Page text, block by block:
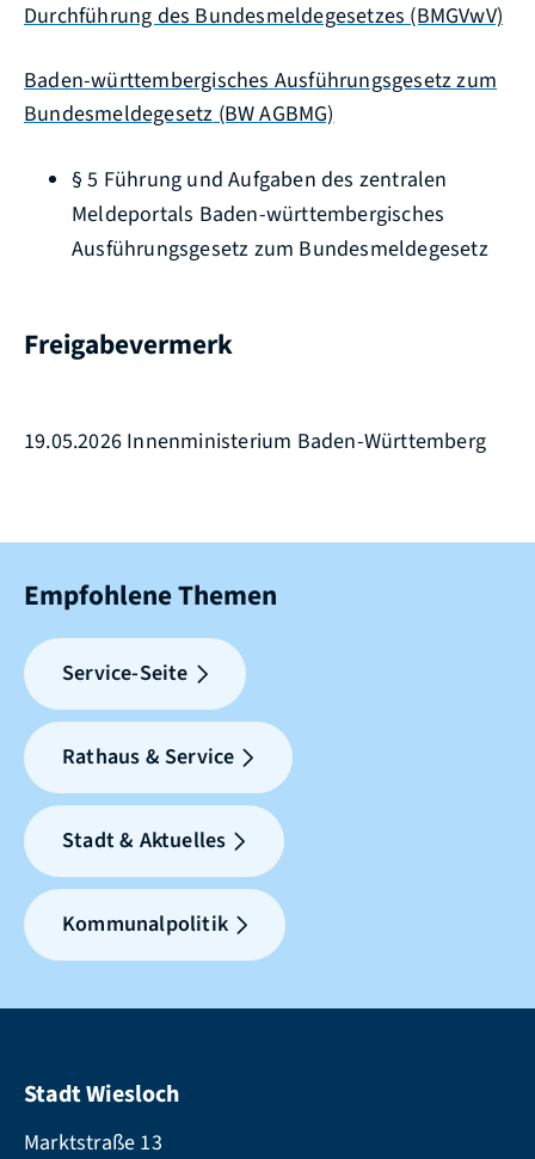
Durchführung des Bundesmeldegesetzes (BMGVwV)
Baden-württembergisches Ausführungsgesetz zum
Bundesmeldegesetz(BW AGBMG)
§ 5 Führung und Aufgaben des zentralen
Meldeportals Baden-württembergisches
Ausführungsgesetz zum Bundesmeldegesetz
Freigabevermerk
19.05.2026 Innenministerium Baden-Württemberg
Empfohlene Themen
Service-Seite
Rathaus & Service
Stadt & Aktuelles
Kommunalpolitik
Stadt Wiesloch
Marktstraße 13